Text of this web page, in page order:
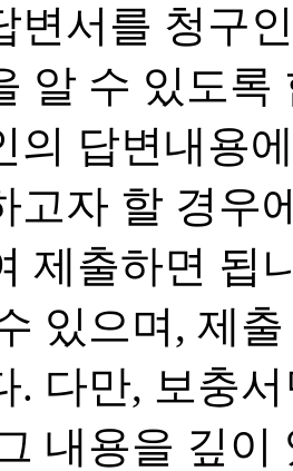
변서를 청구
알 수 있도록
답변내용
고자 할 경우
제출하면 됩
있으며, 제
. 다만, 보충
내용을 깊이